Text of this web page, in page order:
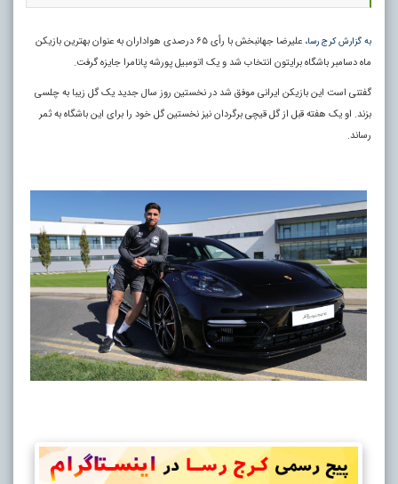
به گزارش کرج رسا
، علیرضا جهانبخش با رأی ۶۵ درصدی هواداران به عنوان بهترین بازیکن
ماه دسامبر باشگاه برایتون انتخاب شد و یک اتومبیل پورشه پانامرا جایزه گرفت.
گفتنی است این بازیکن ایرانی موفق شد در نخستین روز سال جدید یک گل زیبا به چلسی
بزند. او یک هفته قبل از گل قیچی برگردان نیز نخستین گل خود را برای این باشگاه به ثمر
رساند.